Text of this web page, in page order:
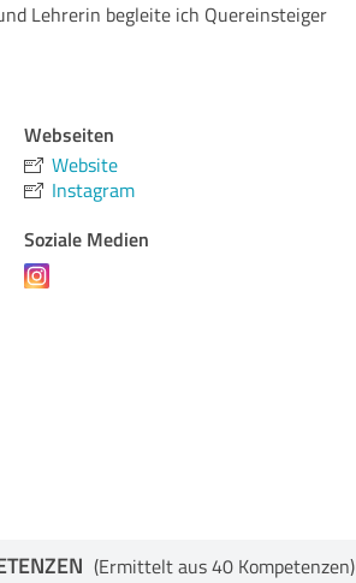
Lehrerin begleite ich Quereinsteiger
Webseiten
Website
Instagram
Soziale Medien
(Ermittelt aus 40 Kompetenzen)